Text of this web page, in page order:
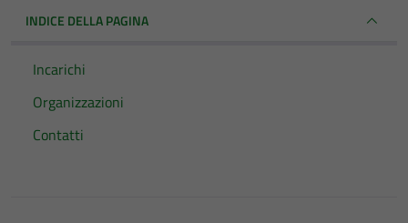
INDICE DELLA PAGINA
Incarichi
Organizzazioni
Contatti